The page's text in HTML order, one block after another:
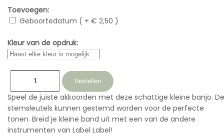
Toevoegen:
Geboortedatum ( + € 2,50 )
Kleur van de opdruk:
Speel de juiste akkoorden met deze schattige kleine banjo. De
stemsleutels kunnen gestemd worden voor de perfecte
tonen. Breid je kleine band uit met een van de andere
instrumenten van Label Label!